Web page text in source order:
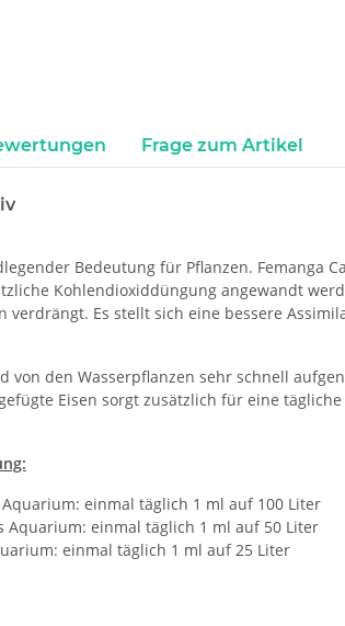
Frage zum Artikel
Bedeutung für Pflanzen. Femanga
Kohlendioxiddüngung angewandt
verdrängt. Es stellt sich eine bessere
von den Wasserpflanzen sehr schnell
Eisen sorgt zusätzlich für eine
einmal täglich 1 ml auf 100 Liter
Aquarium: einmal täglich 1 ml auf 50 Liter
einmal täglich 1 ml auf 25 Liter